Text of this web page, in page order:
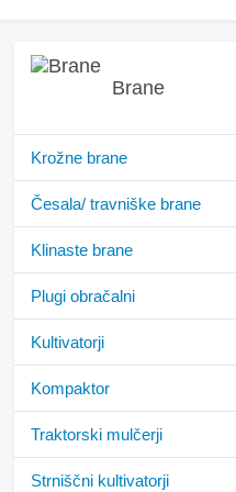
Brane
Krožne brane
Česala/ travniške brane
Klinaste brane
Plugi obračalni
Kultivatorji
Kompaktor
Traktorski mulčerji
Strniščni kultivatorji